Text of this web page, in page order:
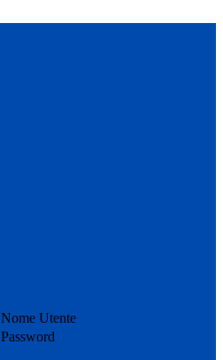
Nome Utente
Password